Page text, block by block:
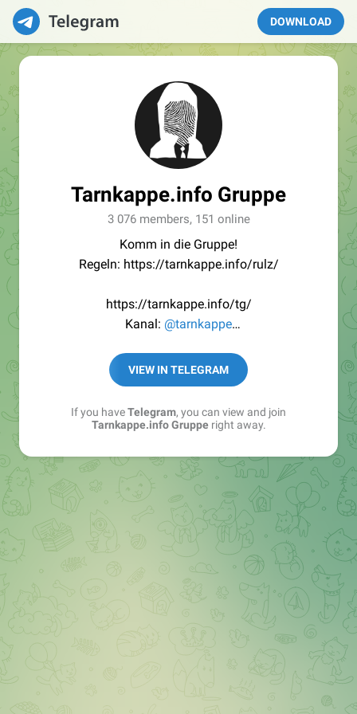
DOWNLOAD
Tarnkappe.info Gruppe
3 076 members, 151 online
Komm in die Gruppe!
Regeln: https://tarnkappe.info/rulz/
https://tarnkappe.info/tg/
Kanal: @tarnkappe
Best of:@bestoftarnkappe
Kochen: https://t.me/+WSW5F1VcmhliMjk6
VIEW IN TELEGRAM
If you haveTelegram, you can view and join
Tarnkappe.info Grupperight away.